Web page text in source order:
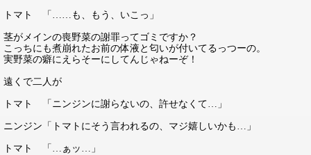
トマト 「……も、もう、いこっ」
茎がメインの喪野菜の謝罪ってゴミですか？
こっちにも煮崩れたお前の体液と匂いが付いてるっつーの。
実野菜の癖にえらそーにしてんじゃねーぞ！
遠くで二人が
トマト 「ニンジンに謝らないの、許せなくて…」
ニンジン「トマトにそう言われるの、マジ嬉しいかも…」
トマト 「…ぁッ…」